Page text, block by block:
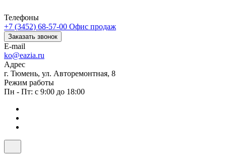
Телефоны
+7 (3452) 68-57-00 Офис продаж
Заказать звонок
E-mail
ko@eazia.ru
Адрес
г. Тюмень, ул. Авторемонтная, 8
Режим работы
Пн - Пт: с 9:00 до 18:00